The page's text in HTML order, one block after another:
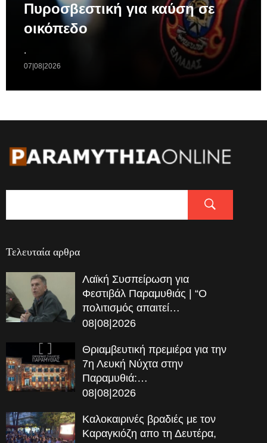
Πυροσβεστική για καύση σε
οικόπεδο
.
07|08|2026
Τελευταία αρθρα
Λαϊκή Συσπείρωση για
Φεστιβάλ Παραμυθιάς | “Ο
πολιτισμός απαιτεί…
08|08|2026
Θριαμβευτική πρεμιέρα για την
7η Λευκή Νύχτα στην
Παραμυθιά:…
08|08|2026
Καλοκαιρινές βραδιές με τον
Καραγκιόζη απο τη Δευτέρα,